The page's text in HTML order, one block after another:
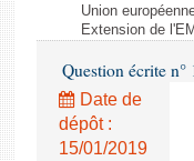
Union
Extension de
Question écrite
Date de
dépôt :
15/01/2019